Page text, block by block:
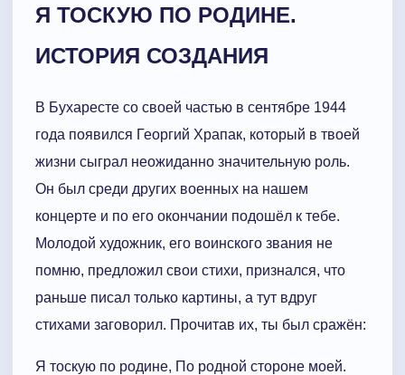
Я ТОСКУЮ ПО РОДИНЕ.
ИСТОРИЯ СОЗДАНИЯ
В Бухаресте со своей частью в сентябре 1944
года появился Георгий Храпак, который в твоей
жизни сыграл неожиданно значительную роль.
Он был среди других военных на нашем
концерте и по его окончании подошёл к тебе.
Молодой художник, его воинского звания не
помню, предложил свои стихи, признался, что
раньше писал только картины, а тут вдруг
стихами заговорил. Прочитав их, ты был сражён:
Я тоскую по родине, По родной стороне моей.